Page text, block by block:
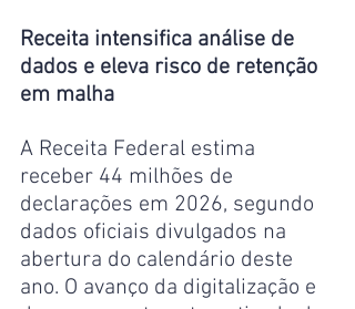
Receita intensifica análise de
dados e eleva risco de retenção
em malha
A Receita Federal estima
receber 44 milhões de
declarações em 2026, segundo
dados oficiais divulgados na
abertura do calendário deste
ano. O avanço da digitalização e